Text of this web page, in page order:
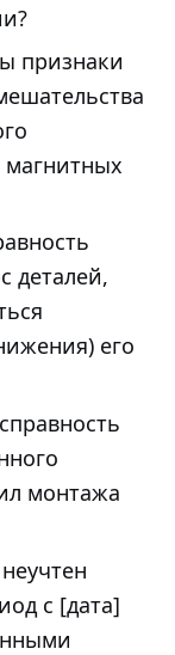
признаки
магнитных
деталей,
его
монтажа
с [дата]